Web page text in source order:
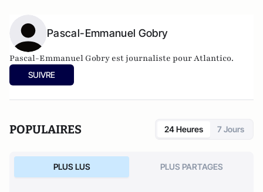
Pascal-Emmanuel Gobry
Pascal-Emmanuel Gobry est journaliste pour Atlantico.
SUIVRE
POPULAIRES 24 Heures 7 Jours
PLUS LUS PLUS PARTAGES